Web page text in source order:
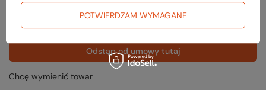
Śledzenie przesyłki
Chcę zareklamować produkt
Odstąp od umowy tutaj
Chcę wymienić towar
POTWIERDZAM WYMAGANE